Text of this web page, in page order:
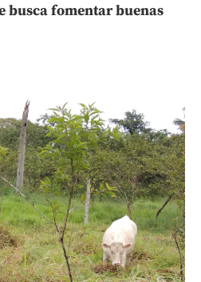
busca fomentar buenas